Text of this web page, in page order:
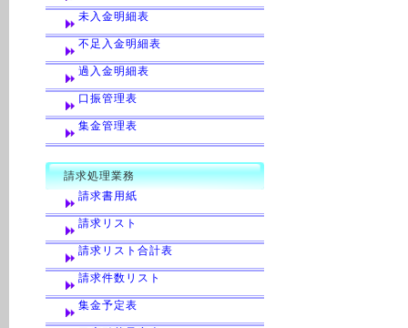
未入金明細表
不足入金明細表
過入金明細表
口振管理表
集金管理表
請求処理業務
請求書用紙
請求リスト
請求リスト合計表
請求件数リスト
集金予定表